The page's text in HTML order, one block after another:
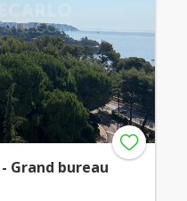
Grand bureau